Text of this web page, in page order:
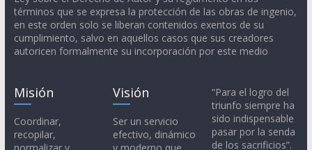
términos que se expresa la protección de las obras de ingenio,
en este orden solo se liberan contenidos exentos de su
cumplimiento, salvo en aquellos casos que sus creadores
autoricen formalmente su incorporación por este medio
Misión
Coordinar,
recopilar,
Visión
Ser un servicio
efectivo, dinámico
“Para el logro del
triunfo siempre ha
sido indispensable
pasar por la senda
de los sacrificios”.